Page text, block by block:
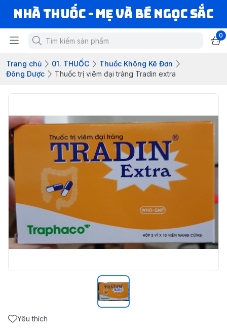
Nhà Thuốc - Mẹ và Bé Ngọc Sắc
0
Trang chủ 01. THUỐC
Thuốc Không Kê Đơn
Đông Dược
Thuốc trị viêm đại tràng Tradin extra
Yêu thích